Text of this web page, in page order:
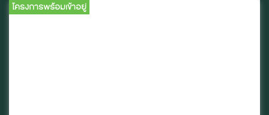
โครงการพร้อมเข้าอยู่